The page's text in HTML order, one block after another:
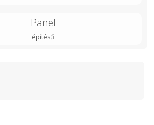
Panel
építésű